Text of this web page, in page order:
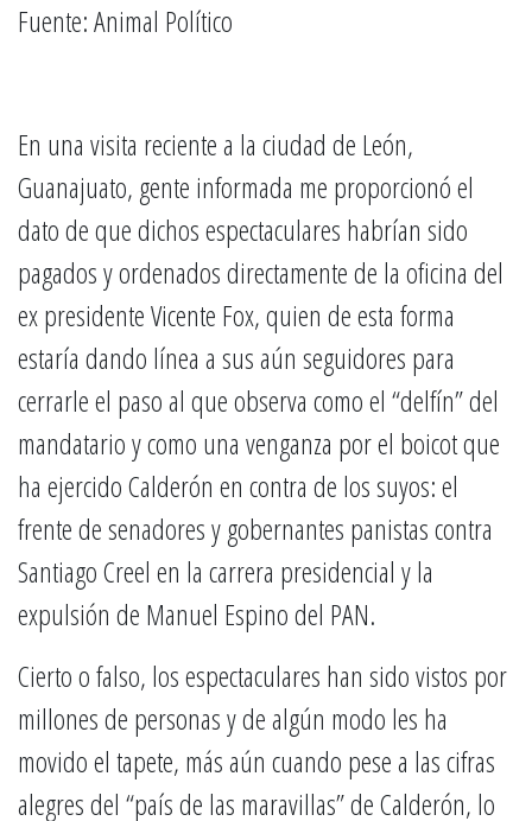
Fuente: Animal Político
En una visita reciente a la ciudad de León,
Guanajuato, gente informada me proporcionó el
dato de que dichos espectaculares habrían sido
pagados y ordenados directamente de la oficina del
ex presidente Vicente Fox, quien de esta forma
estaría dando línea a sus aún seguidores para
cerrarle el paso al que observa como el “delfín” del
mandatario y como una venganza por el boicot que
ha ejercido Calderón en contra de los suyos: el
frente de senadores y gobernantes panistas contra
Santiago Creel en la carrera presidencial y la
expulsión de Manuel Espino del PAN.
Cierto o falso, los espectaculares han sido vistos por
millones de personas y de algún modo les ha
movido el tapete, más aún cuando pese a las cifras
alegres del “país de las maravillas” de Calderón, lo